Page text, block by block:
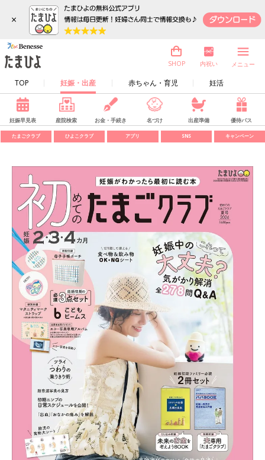
×
TOP 妊娠・出産 赤ちゃん・育児 妊活
SHOP 内祝い メニュー
妊娠早見表 産院検索 お金・手続き 名づけ 出産準備 優待パス
たまごクラブ ひよこクラブ アプリ SNS キャンペーン